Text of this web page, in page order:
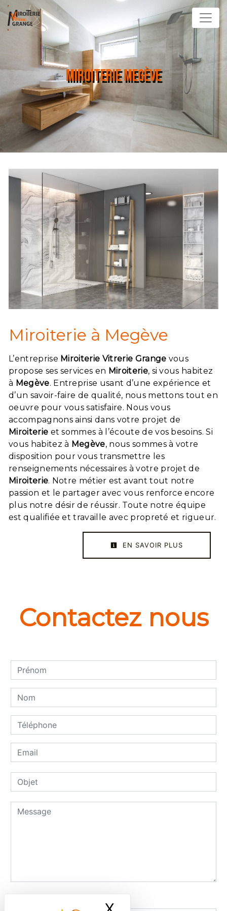
Panneau de gestion des cookies
MIROITERIE MEGÈVE
Miroiterie à Megève
L’entreprise Miroiterie Vitrerie Grange vous
propose ses services en Miroiterie, si vous habitez
à Megève. Entreprise usant d’une expérience et
d’un savoir-faire de qualité, nous mettons tout en
oeuvre pour vous satisfaire. Nous vous
accompagnons ainsi dans votre projet de
Miroiterie et sommes à l’écoute de vos besoins. Si
vous habitez à Megève, nous sommes à votre
disposition pour vous transmettre les
renseignements nécessaires à votre projet de
Miroiterie. Notre métier est avant tout notre
passion et le partager avec vous renforce encore
plus notre désir de réussir. Toute notre équipe
est qualifiée et travaille avec propreté et rigueur.
EN SAVOIR PLUS
Contactez nous